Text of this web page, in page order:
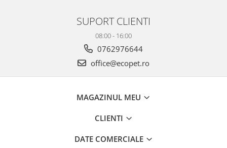
SUPORT CLIENTI
08:00 - 16:00
0762976644
office@ecopet.ro
MAGAZINUL MEU
CLIENTI
DATE COMERCIALE